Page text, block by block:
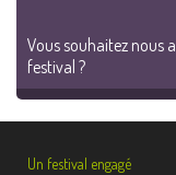
Vous souhaitez nous
festival ?
Un festival engagé